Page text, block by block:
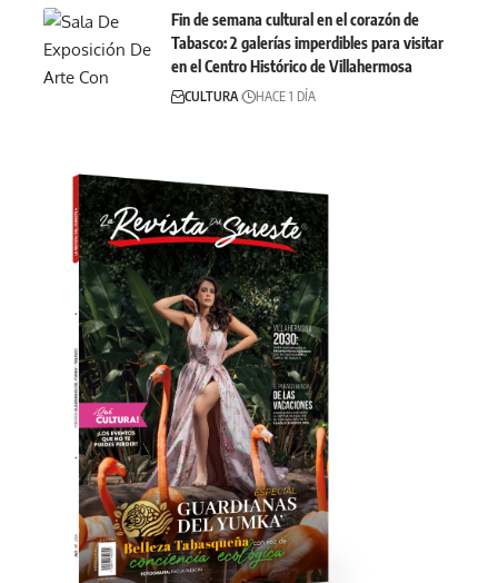
Fin de semana cultural en el corazón de
Tabasco: 2 galerías imperdibles para visitar
en el Centro Histórico de Villahermosa
CULTURA HACE 1 DÍA